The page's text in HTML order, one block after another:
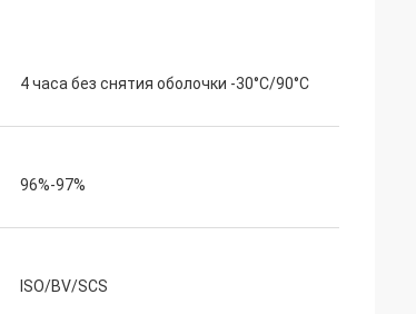
4 часа без снятия оболочки -30°C/90°C
96%-97%
ISO/BV/SCS